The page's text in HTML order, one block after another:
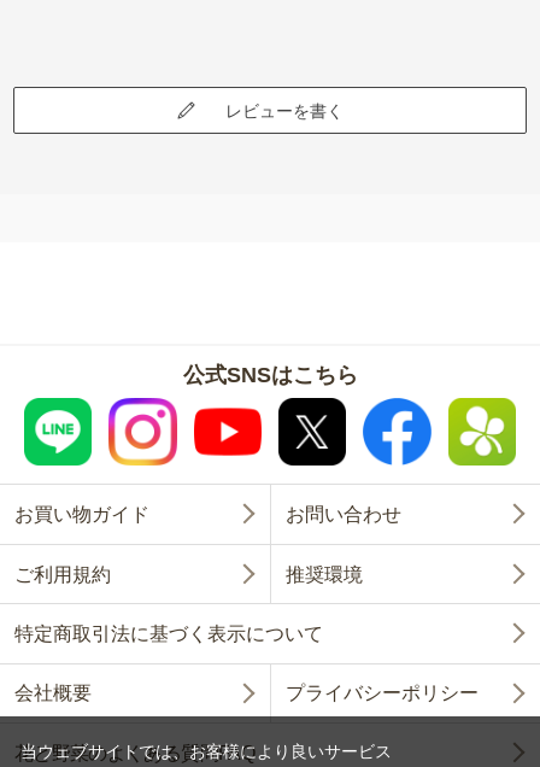
レビューを書く
公式SNSはこちら
お買い物ガイド お問い合わせ
ご利用規約 推奨環境
特定商取引法に基づく表示について
会社概要 プライバシーポリシー
花と野菜のよくある質問FAQ
当ウェブサイトでは、お客様により良いサービス